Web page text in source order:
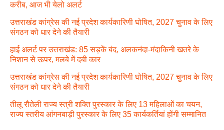
करीब, आज भी येलो अलर्ट
उत्तराखंड कांग्रेस की नई प्रदेश कार्यकारिणी घोषित, 2027 चुनाव के लिए
संगठन को धार देने की तैयारी
हाई अलर्ट पर उत्तराखंड: 85 सड़कें बंद, अलकनंदा-मंदाकिनी खतरे के
निशान से ऊपर, मलबे में दबी कार
उत्तराखंड कांग्रेस की नई प्रदेश कार्यकारिणी घोषित, 2027 चुनाव के लिए
संगठन को धार देने की तैयारी
तीलू रौतेली राज्य स्त्री शक्ति पुरस्कार के लिए 13 महिलाओं का चयन,
राज्य स्तरीय आंगनबाड़ी पुरस्कार के लिए 35 कार्यकर्तियां होंगी सम्मानित